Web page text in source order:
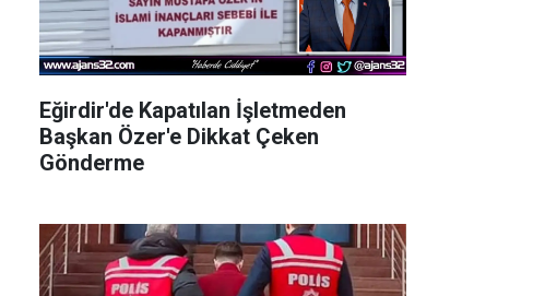
Eğirdir'de Kapatılan İşletmeden
Başkan Özer'e Dikkat Çeken
Gönderme